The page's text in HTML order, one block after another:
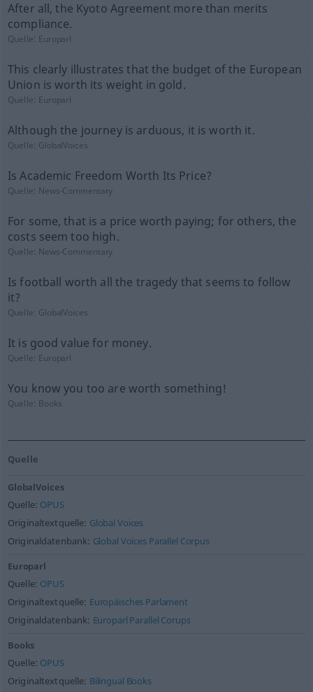
After all, the Kyoto Agreement more than merits
compliance.
Quelle: Europarl
This clearly illustrates that the budget of the European
Union is worth its weight in gold.
Quelle: Europarl
Although the journey is arduous, it is worth it.
Quelle: GlobalVoices
Is Academic Freedom Worth Its Price?
Quelle: News-Commentary
For some, that is a price worth paying; for others, the
costs seem too high.
Quelle: News-Commentary
Is football worth all the tragedy that seems to follow
it?
Quelle: GlobalVoices
It is good value for money.
Quelle: Europarl
You know you too are worth something!
Quelle: Books
Quelle
GlobalVoices
Quelle: OPUS
Originaltextquelle: Global Voices
Originaldatenbank: Global Voices Parallel Corpus
Europarl
Quelle: OPUS
Originaltextquelle: Europäisches Parlament
Originaldatenbank: Europarl Parallel Corups
Books
Quelle: OPUS
Originaltextquelle: Bilingual Books